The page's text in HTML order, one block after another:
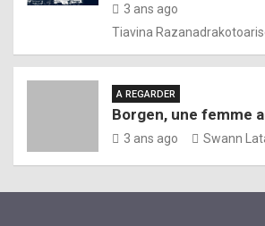
3 ans ago
Tiavina
A REGARDER
Borgen, une femme
3 ans ago Swann